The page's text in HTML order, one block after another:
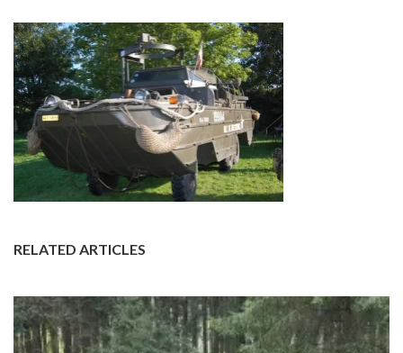
RELATED ARTICLES